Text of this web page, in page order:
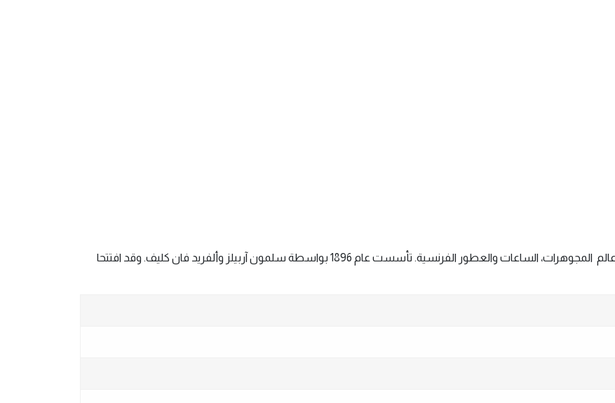
كليف آند آربيلز هي واحدة من العلامات التجارية الرائدة في عالم ‏ المجوهرات، الساعات والعطور الفرنسية. تأسست عام 1896 بواسطة سلمون آربيلز وألفريد فان كليف. وقد افتتحا